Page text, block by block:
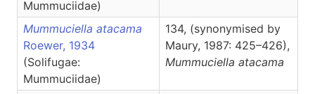
Mummuciidae)
Mummuciella atacama
Roewer, 1934
(Solifugae:
Mummuciidae)
134, (synonymised by
Maury, 1987: 425–426),
Mummuciella atacama